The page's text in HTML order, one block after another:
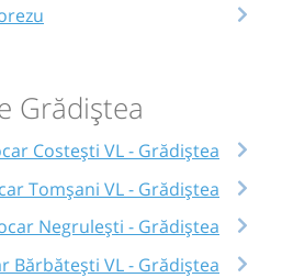
Grădiștea
Costești VL - Grădiștea
Tomșani VL - Grădiștea
Negrulești - Grădiștea
Bărbătești VL - Grădiștea